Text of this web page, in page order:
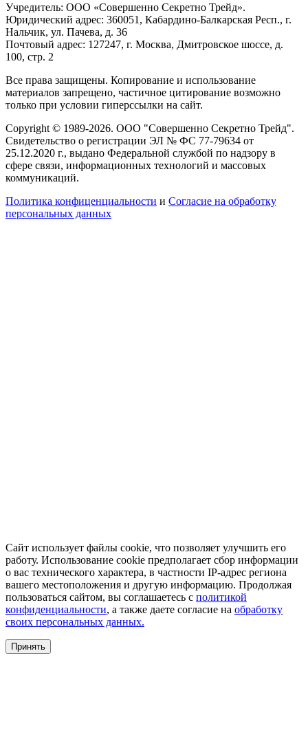
Учредитель: ООО «Совершенно Секретно Трейд».
Юридический адрес: 360051, Кабардино-Балкарская Респ., г.
Нальчик, ул. Пачева, д. 36
Почтовый адрес: 127247, г. Москва, Дмитровское шоссе, д.
100, стр. 2
Все права защищены. Копирование и использование
материалов запрещено, частичное цитирование возможно
только при условии гиперссылки на сайт.
Copyright © 1989-2026. ООО "Совершенно Секретно Трейд".
Свидетельство о регистрации ЭЛ № ФС 77-79634 от
25.12.2020 г., выдано Федеральной службой по надзору в
сфере связи, информационных технологий и массовых
коммуникаций.
Политика конфиценциальности и Согласие на обработку
персональных данных
Сайт использует файлы cookie, что позволяет улучшить его
работу. Использование cookie предполагает сбор информации
о вас технического характера, в частности IP-адрес региона
вашего местоположения и другую информацию. Продолжая
пользоваться сайтом, вы соглашаетесь с политикой
конфиденциальности, а также даете согласие на обработку
своих персональных данных.
Принять